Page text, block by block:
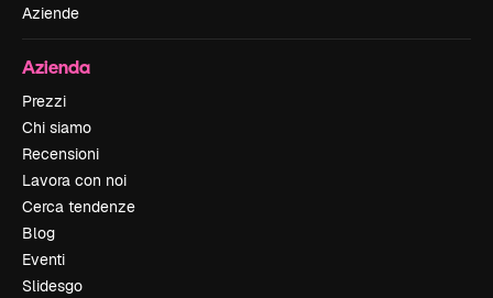
Aziende
Azienda
Prezzi
Chi siamo
Recensioni
Lavora con noi
Cerca tendenze
Blog
Eventi
Slidesgo